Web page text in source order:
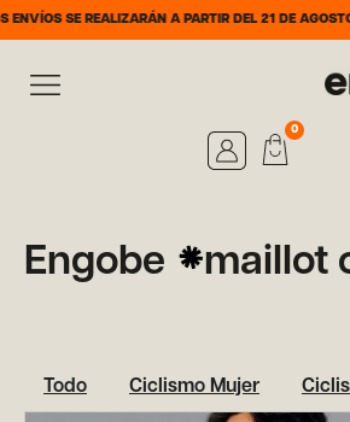
SE REALIZARÁN A PARTIR DEL 21 DE AGOSTO
0
Engobe maillot
Todo Ciclismo Mujer